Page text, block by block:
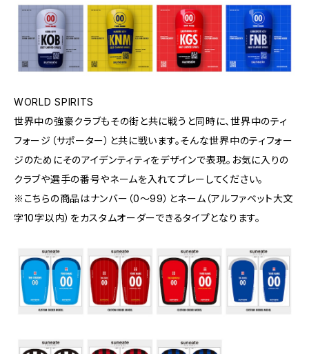
WORLD SPIRITS
世界中の強豪クラブもその街と共に戦うと同時に、世界中のティ
フォージ（サポーター）と共に戦います。そんな世界中のティフォー
ジのためにそのアイデンティティをデザインで表現。お気に入りの
クラブや選手の番号やネームを入れてプレーしてください。
※こちらの商品はナンバー（0〜99）とネーム（アルファベット大文
字10字以内）をカスタムオーダーできるタイプとなります。